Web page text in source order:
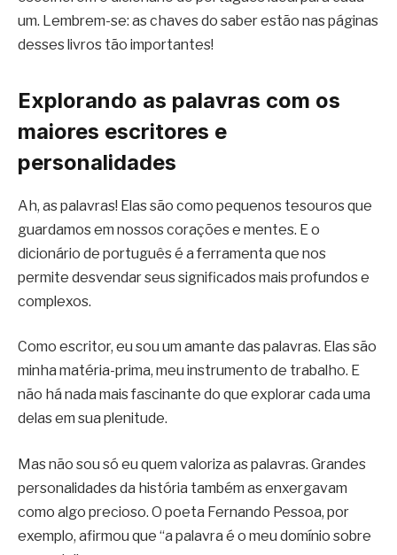
um. Lembrem-se: as chaves do saber estão nas páginas
desses livros tão importantes!
Explorando as palavras com os
maiores escritores e
personalidades
Ah, as palavras! Elas são como pequenos tesouros que
guardamos em nossos corações e mentes. E o
dicionário de português é a ferramenta que nos
permite desvendar seus significados mais profundos e
complexos.
Como escritor, eu sou um amante das palavras. Elas são
minha matéria-prima, meu instrumento de trabalho. E
não há nada mais fascinante do que explorar cada uma
delas em sua plenitude.
Mas não sou só eu quem valoriza as palavras. Grandes
personalidades da história também as enxergavam
como algo precioso. O poeta Fernando Pessoa, por
exemplo, afirmou que “a palavra é o meu domínio sobre